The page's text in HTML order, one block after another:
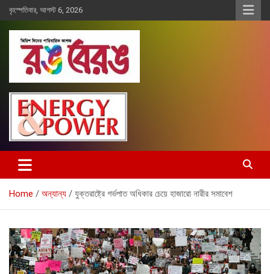
Skip
to
content
বৃহস্পতিবার, আগস্ট 6, 2026
রঙ বেরঙ
Home অন্যান্য যুক্তরাষ্ট্রে গর্ভপাত অধিকার চেয়ে হাজারো নারীর সমাবেশ